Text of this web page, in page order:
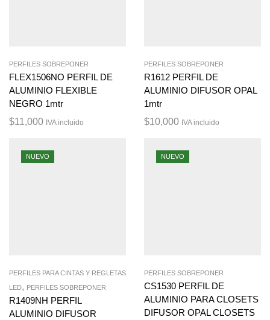
PERFILES SOBREPONER
FLEX1506NO PERFIL DE
ALUMINIO FLEXIBLE
NEGRO 1mtr
$11,000 IVA incluido
PERFILES SOBREPONER
R1612 PERFIL DE
ALUMINIO DIFUSOR OPAL
1mtr
$10,000 IVA incluido
NUEVO
PERFILES PARA CINTAS Y REGLETAS
LED, PERFILES SOBREPONER
R1409NH PERFIL
ALUMINIO DIFUSOR
NUEVO
PERFILES SOBREPONER
CS1530 PERFIL DE
ALUMINIO PARA CLOSETS
DIFUSOR OPAL CLOSETS